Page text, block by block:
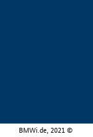
BMWi.de, 2021 ©